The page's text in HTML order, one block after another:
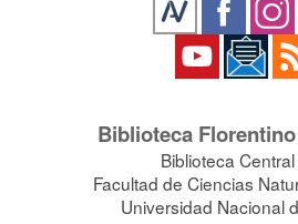
Biblioteca
Biblioteca
Facultad de Ciencias
Universidad Nacional